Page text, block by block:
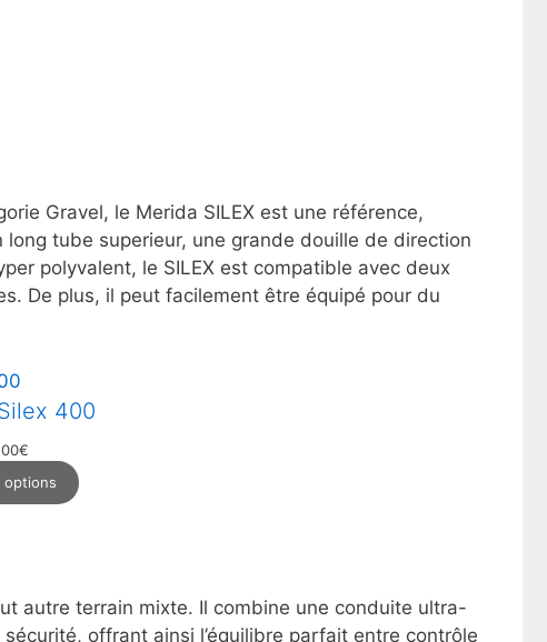
Gravel, le Merida SILEX est une référence,
tube superieur, une grande douille de direction
polyvalent, le SILEX est compatible avec deux
De plus, il peut facilement être équipé pour du
400
€
options
autre terrain mixte. Il combine une conduite ultra-
offrant ainsi l’équilibre parfait entre contrôle